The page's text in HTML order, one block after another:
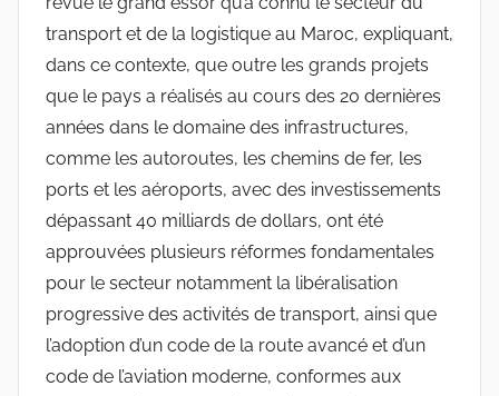
transport et de la logistique au Maroc, expliquant,
dans ce contexte, que outre les grands projets
que le pays a réalisés au cours des 20 dernières
années dans le domaine des infrastructures,
comme les autoroutes, les chemins de fer, les
ports et les aéroports, avec des investissements
dépassant 40 milliards de dollars, ont été
approuvées plusieurs réformes fondamentales
pour le secteur notamment la libéralisation
progressive des activités de transport, ainsi que
l’adoption d’un code de la route avancé et d’un
code de l’aviation moderne, conformes aux